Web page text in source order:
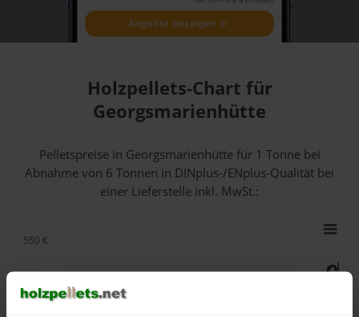
Holzpellets-Chart für
Georgsmarienhütte
Pelletspreise in Georgsmarienhütte für 1 Tonne bei
Abnahmevon 6 Tonnen in DINplus-/ENplus-Qualität bei
einer Lieferstelle inkl. MwSt.:
550 €